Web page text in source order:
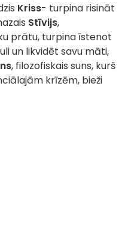
Kriss- turpina risināt
Stīvijs,
prātu, turpina īstenot
un likvidēt savu māti,
, filozofiskais suns, kurš
krīzēm, bieži